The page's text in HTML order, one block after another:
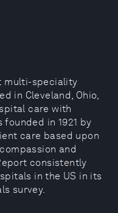
multi-speciality
in Cleveland, Ohio,
care with
in 1921 by
care based upon
and
consistently
in the US in its
survey.